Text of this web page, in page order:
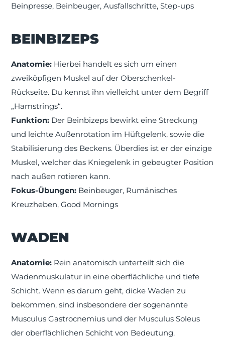
Beinpresse, Beinbeuger, Ausfallschritte, Step-ups
BEINBIZEPS
Anatomie: Hierbei handelt es sich um einen
zweiköpfigen Muskel auf der Oberschenkel-
Rückseite. Du kennst ihn vielleicht unter dem Begriff
„Hamstrings“.
Funktion: Der Beinbizeps bewirkt eine Streckung
und leichte Außenrotation im Hüftgelenk, sowie die
Stabilisierung des Beckens. Überdies ist er der einzige
Muskel, welcher das Kniegelenk in gebeugter Position
nach außen rotieren kann.
Fokus-Übungen: Beinbeuger, Rumänisches
Kreuzheben, Good Mornings
WADEN
Anatomie: Rein anatomisch unterteilt sich die
Wadenmuskulatur in eine oberflächliche und tiefe
Schicht. Wenn es darum geht, dicke Waden zu
bekommen, sind insbesondere der sogenannte
Musculus Gastrocnemius und der Musculus Soleus
der oberflächlichen Schicht von Bedeutung.